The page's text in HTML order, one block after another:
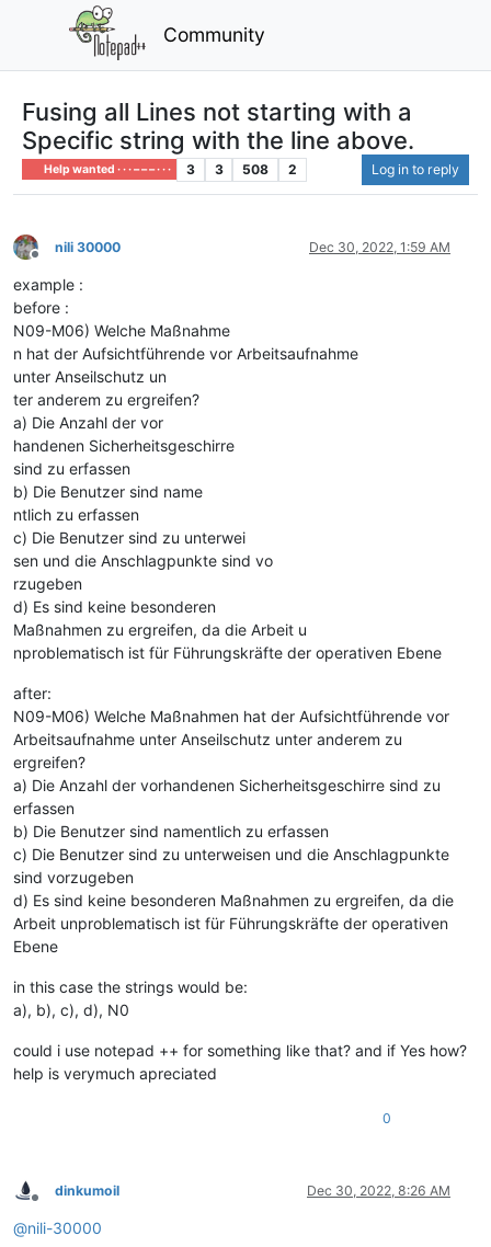
Community
Fusing all Lines not starting with a
Specific string with the line above.
Help wanted · · · – – – · · · 3 3 508 2 Log in to reply
Offline
nili 30000 Dec 30, 2022, 1:59 AM
example :
before :
N09-M06) Welche Maßnahme
n hat der Aufsichtführende vor Arbeitsaufnahme
unter Anseilschutz un
ter anderem zu ergreifen?
a) Die Anzahl der vor
handenen Sicherheitsgeschirre
sind zu erfassen
b) Die Benutzer sind name
ntlich zu erfassen
c) Die Benutzer sind zu unterwei
sen und die Anschlagpunkte sind vo
rzugeben
d) Es sind keine besonderen
Maßnahmen zu ergreifen, da die Arbeit u
nproblematisch ist für Führungskräfte der operativen Ebene
after:
N09-M06) Welche Maßnahmen hat der Aufsichtführende vor
Arbeitsaufnahme unter Anseilschutz unter anderem zu
ergreifen?
a) Die Anzahl der vorhandenen Sicherheitsgeschirre sind zu
erfassen
b) Die Benutzer sind namentlich zu erfassen
c) Die Benutzer sind zu unterweisen und die Anschlagpunkte
sind vorzugeben
d) Es sind keine besonderen Maßnahmen zu ergreifen, da die
Arbeit unproblematisch ist für Führungskräfte der operativen
Ebene
in this case the strings would be:
a), b), c), d), N0
could i use notepad ++ for something like that? and if Yes how?
help is verymuch apreciated
0
Offline
dinkumoil Dec 30, 2022, 8:26 AM
@nili-30000